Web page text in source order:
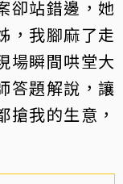
卻站錯邊，她
，我腳麻了走
場瞬間哄堂大
答題解說，讓
搶我的生意，